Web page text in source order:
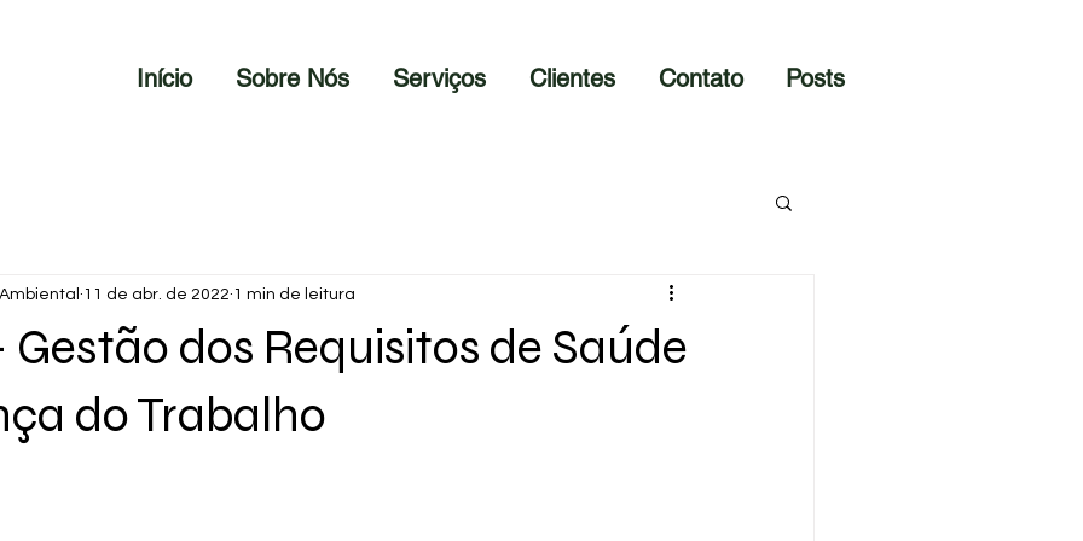
Início Sobre Nós Serviços Clientes Contato Posts
dos Requisitos de Saúde
do Trabalho
11 de abr. de 2022 1 min de leitura